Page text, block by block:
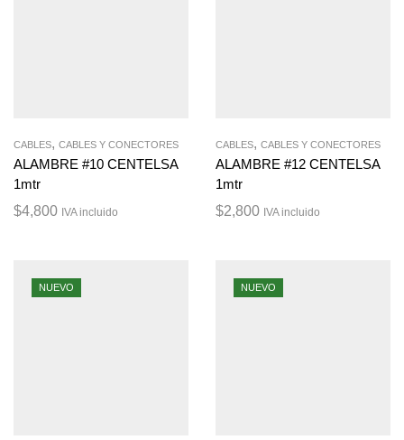
CABLES, CABLES Y CONECTORES
ALAMBRE #10 CENTELSA
1mtr
$4,800 IVA incluido
CABLES, CABLES Y CONECTORES
ALAMBRE #12 CENTELSA
1mtr
$2,800 IVA incluido
NUEVO NUEVO